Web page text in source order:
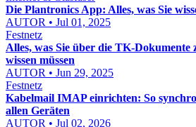
Die Plantronics App: Alles, was Sie
AUTOR • Jul 01, 2025
Festnetz
Alles, was Sie über die TK-
wissen müssen
AUTOR • Jun 29, 2025
Festnetz
Kabelmail IMAP einrichten: So
allen Geräten
AUTOR • Jul 02, 2026